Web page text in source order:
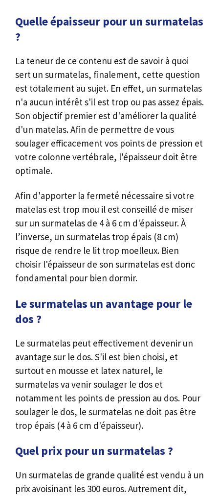
Quelle épaisseur pour un surmatelas
?
La teneur de ce contenu est de savoir à quoi
sert un surmatelas, finalement, cette question
est totalement au sujet. En effet, un surmatelas
n'a aucun intérêt s'il est trop ou pas assez épais.
Son objectif premier est d'améliorer la qualité
d'un matelas. Afin de permettre de vous
soulager efficacement vos points de pression et
votre colonne vertébrale, l'épaisseur doit être
optimale.
Afin d'apporter la fermeté nécessaire si votre
matelas est trop mou il est conseillé de miser
sur un surmatelas de 4 à 6 cm d'épaisseur. À
l’inverse, un surmatelas trop épais (8 cm)
risque de rendre le lit trop moelleux. Bien
choisir l'épaisseur de son surmatelas est donc
fondamental pour bien dormir.
Le surmatelas un avantage pour le
dos ?
Le surmatelas peut effectivement devenir un
avantage sur le dos. S'il est bien choisi, et
surtout en mousse et latex naturel, le
surmatelas va venir soulager le dos et
notamment les points de pression au dos. Pour
soulager le dos, le surmatelas ne doit pas être
trop épais (4 à 6 cm d'épaisseur).
Quel prix pour un surmatelas ?
Un surmatelas de grande qualité est vendu à un
prix avoisinant les 300 euros. Autrement dit,